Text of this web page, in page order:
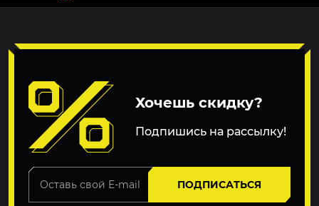
Хочешь скидку?
Подпишись на рассылку!
ПОДПИСАТЬСЯ